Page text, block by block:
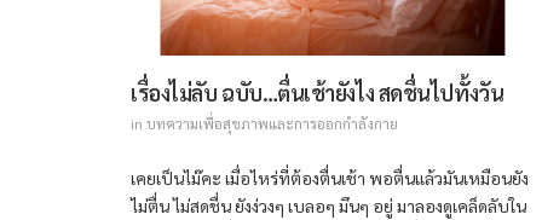
เรื่องไม่ลับ ฉบับ…ตื่นเช้ายังไง สดชื่นไปทั้งวัน
in บทความเพื่อสุขภาพและการออกกำลังกาย
เคยเป็นไม๊คะ เมื่อไหร่ที่ต้องตื่นเช้า พอตื่นแล้วมันเหมือนยัง
ไม่ตื่น ไม่สดชื่น ยังง่วงๆ เบลอๆ มึนๆ อยู่ มาลองดูเคล็ดลับใน